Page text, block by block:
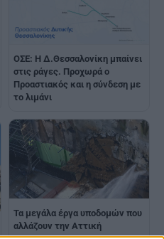
ΟΣΕ: Η Δ.Θεσσαλονίκη μπαίνει
στις ράγες. Προχωρά ο
Προαστιακός και η σύνδεση με
το λιμάνι
Τα μεγάλα έργα υποδομών που
αλλάζουν την Αττική